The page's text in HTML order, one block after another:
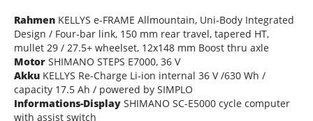
Rahmen KELLYS e-FRAME Allmountain, Uni-Body Integrated
Design / Four-bar link, 150 mm rear travel, tapered HT,
mullet 29 / 27.5+ wheelset, 12x148 mm Boost thru axle
Motor SHIMANO STEPS E7000, 36 V
Akku KELLYS Re-Charge Li-ion internal 36 V /630 Wh /
capacity 17.5 Ah / powered by SIMPLO
Informations-Display SHIMANO SC-E5000 cycle computer
with assist switch